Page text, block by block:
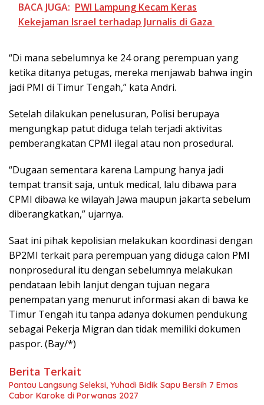
BACA JUGA: PWI Lampung Kecam Keras
Kekejaman Israel terhadap Jurnalis di Gaza
“Di mana sebelumnya ke 24 orang perempuan yang
ketika ditanya petugas, mereka menjawab bahwa ingin
jadi PMI di Timur Tengah,” kata Andri.
Setelah dilakukan penelusuran, Polisi berupaya
mengungkap patut diduga telah terjadi aktivitas
pemberangkatan CPMI ilegal atau non prosedural.
“Dugaan sementara karena Lampung hanya jadi
tempat transit saja, untuk medical, lalu dibawa para
CPMI dibawa ke wilayah Jawa maupun jakarta sebelum
diberangkatkan,” ujarnya.
Saat ini pihak kepolisian melakukan koordinasi dengan
BP2MI terkait para perempuan yang diduga calon PMI
nonprosedural itu dengan sebelumnya melakukan
pendataan lebih lanjut dengan tujuan negara
penempatan yang menurut informasi akan di bawa ke
Timur Tengah itu tanpa adanya dokumen pendukung
sebagai Pekerja Migran dan tidak memiliki dokumen
paspor. (Bay/*)
Berita Terkait
Pantau Langsung Seleksi, Yuhadi Bidik Sapu Bersih 7 Emas
Cabor Karoke di Porwanas 2027